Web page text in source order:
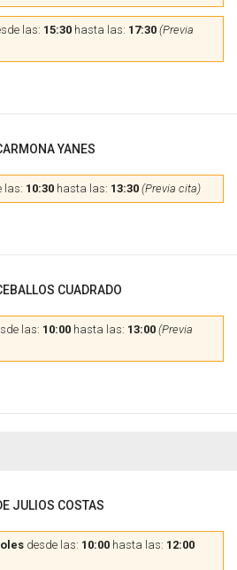
las: 15:30 hasta las: 17:30 (Previa
YANES
las: 10:30 hasta las: 13:30 (Previa cita)
CUADRADO
las: 10:00 hasta las: 13:00 (Previa
JULIOS COSTAS
desde las: 10:00 hasta las: 12:00